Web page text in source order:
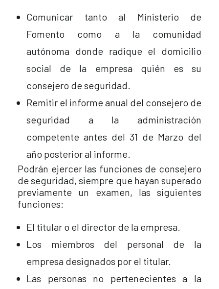
Comunicar tanto al Ministerio de
Fomento como a la comunidad
autónoma donde radique el domicilio
social de la empresa quién es su
consejero de seguridad.
Remitir el informe anual del consejero de
seguridad a la administración
competente antes del 31 de Marzo del
año posterior al informe.
Podrán ejercer las funciones de consejero
de seguridad, siempre que hayan superado
previamente un examen, las siguientes
funciones:
El titular o el director de la empresa.
Los miembros del personal de la
empresa designados por el titular.
Las personas no pertenecientes a la